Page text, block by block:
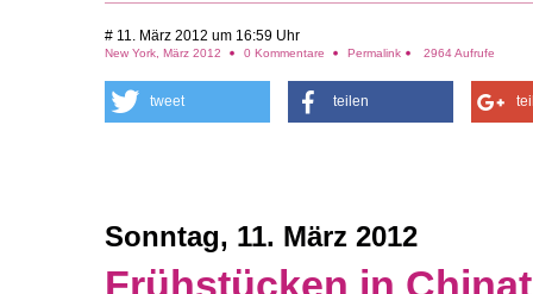
# 11. März 2012 um 16:59 Uhr
New York, März 2012 0 Kommentare Permalink 2964 Aufrufe
tweet teilen
Sonntag, 11. März 2012
Frühstücken in